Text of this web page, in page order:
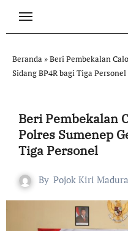
Beranda »Beri Pembekalan
Sidang BP4R bagi Tiga Personel
Beri Pembekalan
Polres Sumenep
Tiga Personel
By Pojok Kiri Madura